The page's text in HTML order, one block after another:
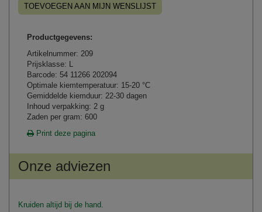
TOEVOEGEN AAN MIJN WENSLIJST
Productgegevens:
Artikelnummer: 209
Prijsklasse: L
Barcode: 54 11266 202094
Optimale kiemtemperatuur: 15-20 °C
Gemiddelde kiemduur: 22-30 dagen
Inhoud verpakking: 2 g
Zaden per gram: 600
Print deze pagina
Onze adviezen
Kruiden altijd bij de hand.